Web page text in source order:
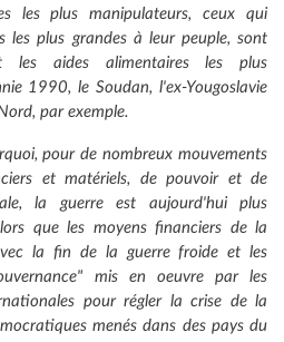
les plus manipulateurs, ceux qui
les plus grandes à leur peuple, sont
les aides alimentaires les plus
1990, le Soudan, l'ex-Yougoslavie
par exemple.
pour de nombreux mouvements
et matériels, de pouvoir et de
la guerre est aujourd'hui plus
que les moyens financiers de la
la fin de la guerre froide et les
mis en oeuvre par les
pour régler la crise de la
menés dans des pays du